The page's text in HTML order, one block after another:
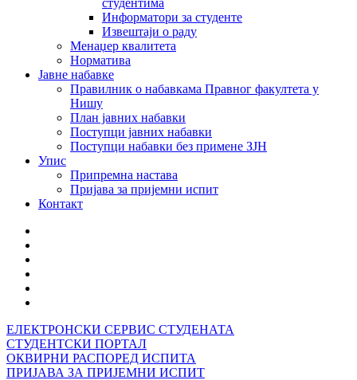
студентима
Информатори за студенте
Извештаји о раду
Менаџер квалитета
Норматива
Јавне набавке
Правилник о набавкама Правног факултета у
Нишу
План јавних набавки
Поступци јавних набавки
Поступци набавки без примене ЗЈН
Упис
Припремна настава
Пријава за пријемни испит
Контакт
ЕЛЕКТРОНСКИ СЕРВИС СТУДЕНАТА
СТУДЕНТСКИ ПОРТАЛ
ОКВИРНИ РАСПОРЕД ИСПИТА
ПРИЈАВА ЗА ПРИЈЕМНИ ИСПИТ